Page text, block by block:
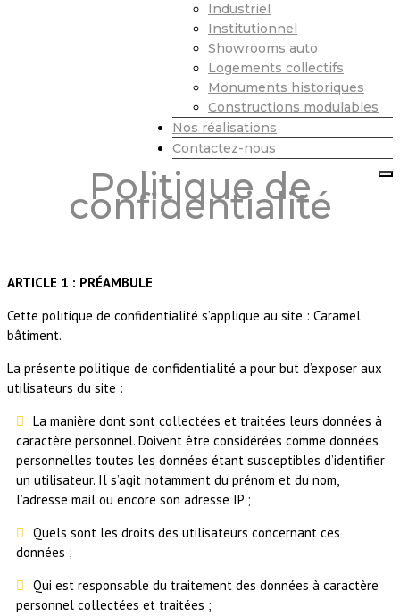
Industriel
Institutionnel
Showrooms auto
Logements collectifs
Monuments historiques
Constructions modulables
Nos réalisations
Contactez-nous
Politique de
confidentialité
ARTICLE 1 : PRÉAMBULE
Cette politique de confidentialité s’applique au site : Caramel
bâtiment.
La présente politique de confidentialité a pour but d’exposer aux
utilisateurs du site :
La manière dont sont collectées et traitées leurs données à
caractère personnel. Doivent être considérées comme données
personnelles toutes les données étant susceptibles d’identifier
un utilisateur. Il s’agit notamment du prénom et du nom,
l’adresse mail ou encore son adresse IP ;
Quels sont les droits des utilisateurs concernant ces
données ;
Qui est responsable du traitement des données à caractère
personnel collectées et traitées ;